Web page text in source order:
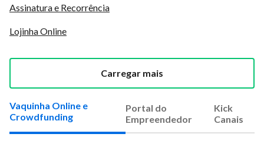
Vaquinha Online e
Crowdfunding
Portal do
Empreendedor
Kick
Canais
Assinatura e Recorrência
Lojinha Online
Carregar mais